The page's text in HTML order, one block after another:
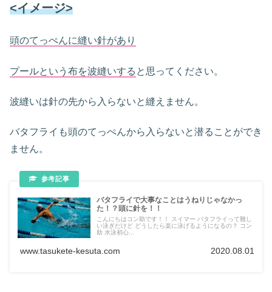
<イメージ>
頭のてっぺんに縫い針があり
プールという布を波縫いする と思ってください。
波縫いは針の先から入らないと縫えません。
バタフライも頭のてっぺんから入らないと潜ることができ
ません。
バタフライで大事なことはうねりじゃなかっ
た！？頭に針を！！
こんにちはコン助です！！ スイマー バタフライって難し
い泳ぎだけど どうしたら楽に泳げるようになるの？ コン
助 水泳初心...
www.tasukete-kesuta.com 2020.08.01